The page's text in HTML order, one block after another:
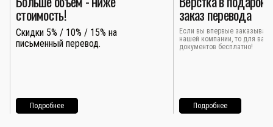
стоимость!
Скидки 5% / 10% / 15% на
письменный перевод.
Подробнее
заказ перевода
Если вы впервые
нашей компании, то для вас
документов бесплатно!
Подробнее